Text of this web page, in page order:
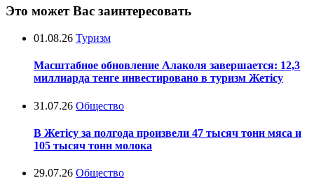
Это может Вас заинтересовать
01.08.26 Туризм
Масштабное обновление Алаколя завершается: 12,3
миллиарда тенге инвестировано в туризм Жетісу
31.07.26 Общество
В Жетісу за полгода произвели 47 тысяч тонн мяса и
105 тысяч тонн молока
29.07.26 Общество